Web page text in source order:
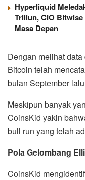
Hyperliquid
Triliun, CIO
Masa Depan
Dengan melihat
Bitcoin telah
bulan September
Meskipun banyak
CoinsKid yakin
bull run yang telah
Pola Gelombang
CoinsKid